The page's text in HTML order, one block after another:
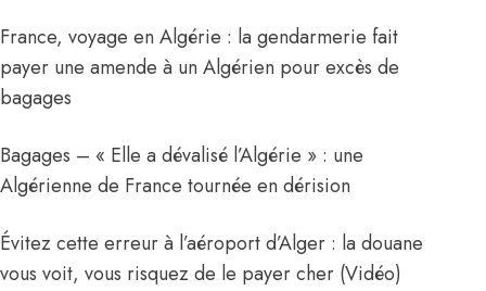
France, voyage en Algérie : la gendarmerie fait
payer une amende à un Algérien pour excès de
bagages
Bagages – « Elle a dévalisé l’Algérie » : une
Algérienne de France tournée en dérision
Évitez cette erreur à l’aéroport d’Alger : la douane
vous voit, vous risquez de le payer cher (Vidéo)